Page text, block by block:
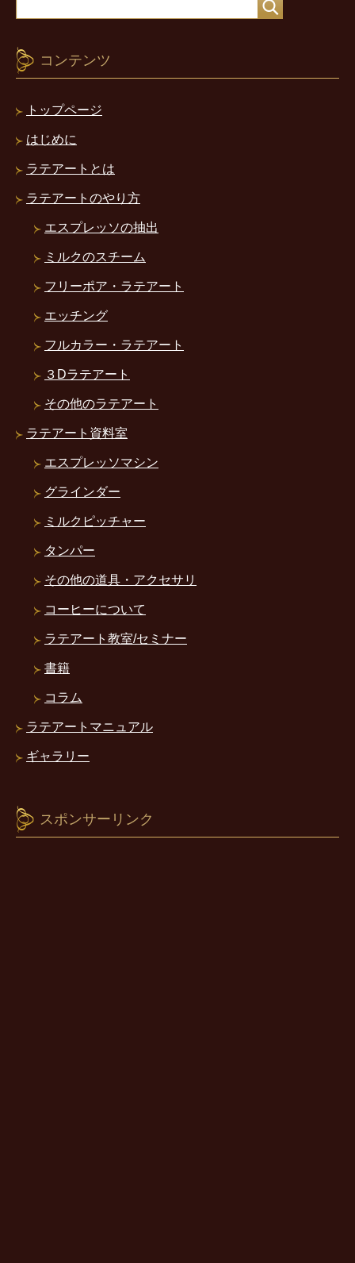
コンテンツ
トップページ
はじめに
ラテアートとは
ラテアートのやり方
エスプレッソの抽出
ミルクのスチーム
フリーポア・ラテアート
エッチング
フルカラー・ラテアート
３Dラテアート
その他のラテアート
ラテアート資料室
エスプレッソマシン
グラインダー
ミルクピッチャー
タンパー
その他の道具・アクセサリ
コーヒーについて
ラテアート教室/セミナー
書籍
コラム
ラテアートマニュアル
ギャラリー
スポンサーリンク